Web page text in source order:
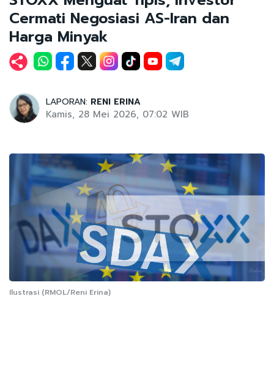
Cermati Negosiasi AS-Iran dan
Harga Minyak
LAPORAN: RENI ERINA
Kamis, 28 Mei 2026, 07:02 WIB
Ilustrasi (RMOL/Reni Erina)